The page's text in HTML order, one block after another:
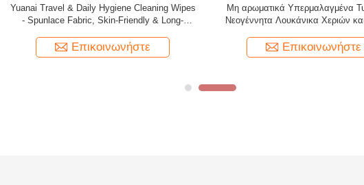
Ο μικρός καθαρισμός πατωμάτων λεμονιών
σημείων φρέσκος σκουπίζει το μη υφανθε'ν
Επικοινωνήστε
Ο υγρός εξοπλισμός γυμναστικής
Επικοινωνήστε